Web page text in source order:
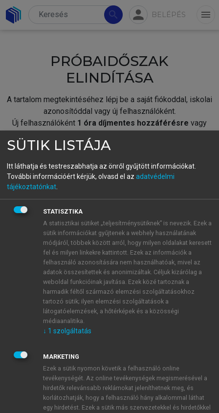
search person BELÉPÉS menu
PRÓBAIDŐSZAK
ELINDÍTÁSA
A tartalom megtekintéséhez lépj be a saját fiókoddal, iskolai
azonosítóddal vagy új felhasználóként.
Új felhasználóként 1 óra díjmentes hozzáférésre vagy
fiókoddal,vagy hozz létre új fiókot.
A regisztráció után apróbaidőszakautomatikusan
BELÉPÉS SAJÁT FIÓKKAL
ÚJ FIÓK LÉTREHOZÁSA
1 óra díjmentes hozzáférés
E-MAIL-CÍM
JELSZÓ
JELSZÓ ÚJRA
SÜTIK LISTÁJA
Itt láthatja és testreszabhatja az önről gyűjtött információkat.
További információért kérjük, olvasd el az adatvédelmi
tájékoztatónkat
STATISZTIKA
A statisztikai sütiket „teljesítménysütiknek” is nevezik. Ezek a
sütik információkat gyűjtenek a webhely használatának
módjáról, többek között arról, hogy milyen oldalakat keresett
fel és milyen linkekre kattintott. Ezek az információk a
felhasználó azonosítására nem használhatóak, mivel az
adatok összesítettek és anonimizáltak. Céljuk kizárólag a
weboldal funkcióinak javítása. Ezek közé tartoznak a
harmadik féltől származó elemzési szolgáltatásokhoz
tartozó sütik; ilyen elemzési szolgáltatások a
látogatóelemzések, a hőtérképek és a közösségi
médiaanalitika.
↓ 1 szolgáltatás
MARKETING
Ezek a sütik nyomon követik a felhasználó online
tevékenységét. Az online tevékenységek megismerésével a
hirdetők relevánsabb reklámokat jeleníthetnek meg, és
korlátozhatják, hogy a felhasználó hány alkalommal láthat
egy hirdetést. Ezek a sütik más szervezetekkel és hirdetőkkel